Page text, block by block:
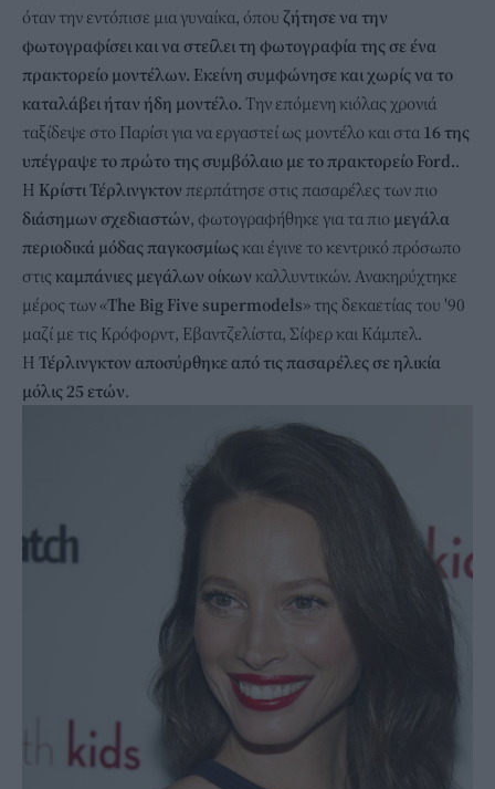
όταν την εντόπισε μια γυναίκα, όπου ζήτησε να την
φωτογραφίσει και να στείλει τη φωτογραφία της σε ένα
πρακτορείο μοντέλων. Εκείνη συμφώνησε και χωρίς να το
καταλάβει ήταν ήδη μοντέλο. Την επόμενη κιόλας χρονιά
ταξίδεψε στο Παρίσι για να εργαστεί ως μοντέλο και στα 16 της
υπέγραψε το πρώτο της συμβόλαιο με το πρακτορείο Ford..
Η Κρίστι Τέρλινγκτον περπάτησε στις πασαρέλες των πιο
διάσημων σχεδιαστών, φωτογραφήθηκε για τα πιο μεγάλα
περιοδικά μόδας παγκοσμίως και έγινε το κεντρικό πρόσωπο
στις καμπάνιες μεγάλων οίκων καλλυντικών. Ανακηρύχτηκε
μέρος των «The Big Five supermodels» της δεκαετίας του '90
μαζί με τις Κρόφορντ, Εβαντζελίστα, Σίφερ και Κάμπελ.
H Τέρλινγκτον αποσύρθηκε από τις πασαρέλες σε ηλικία
μόλις 25 ετών.